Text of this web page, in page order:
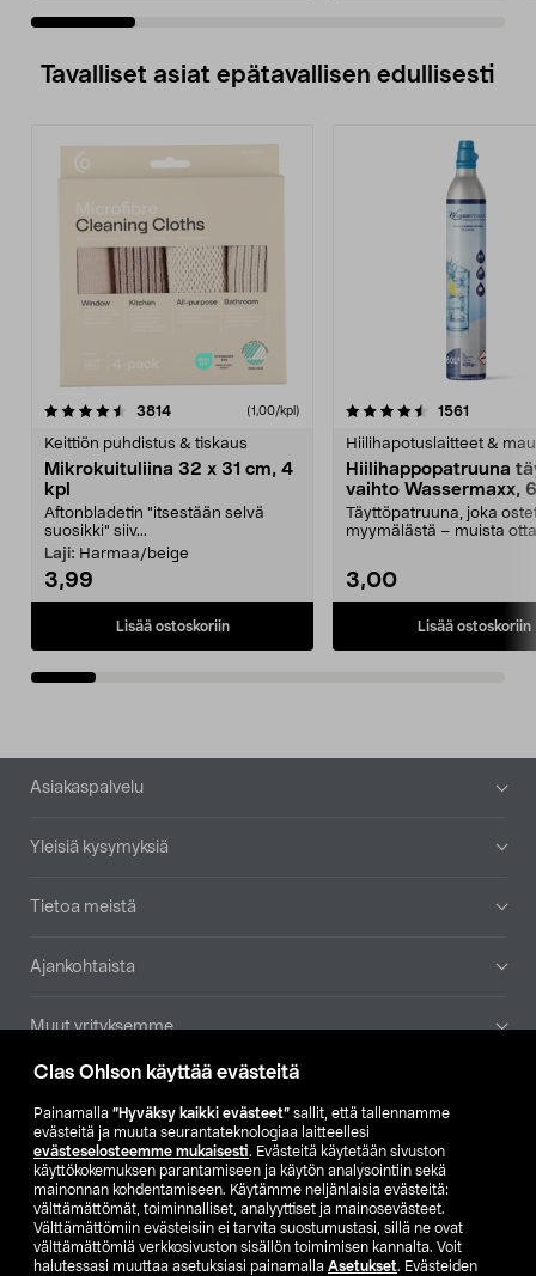
Clas Ohlson käyttää evästeitä
Painamalla ”Hyväksy kaikki evästeet” sallit, että tallennamme
evästeitä ja muuta seurantateknologiaa laitteellesi
evästeselosteemme mukaisesti. Evästeitä käytetään sivuston
käyttökokemuksen parantamiseen ja käytön analysointiin sekä
mainonnan kohdentamiseen. Käytämme neljänlaisia evästeitä:
välttämättömät, toiminnalliset, analyyttiset ja mainosevästeet.
Välttämättömiin evästeisiin ei tarvita suostumustasi, sillä ne ovat
välttämättömiä verkkosivuston sisällön toimimisen kannalta. Voit
halutessasi muuttaa asetuksiasi painamalla Asetukset. Evästeiden
Tavalliset asiat epätavallisen edullisesti
3814arvostelut (1,00/kpl)
Keittiön puhdistus & tiskaus
Mikrokuituliina 32 x 31 cm, 4
kpl
Aftonbladetin "itsestään selvä
suosikki" siiv...
Laji: Harmaa/beige
3,99
Lisää ostoskoriin
4.5viidestä
1561
Hiilihapotuslaitteet &
Hiilihappopatruuna
vaihto Wassermaxx,
Täyttöpatruuna, joka
myymälästä – muista
3,00
Lisää ostoskoriin
4.5viidestä
Alatunniste
Asiakaspalvelu
Yleisiä kysymyksiä
Tietoa meistä
Ajankohtaista
Muut yrityksemme
Etsi myymälä
SE NO FI
FI SV